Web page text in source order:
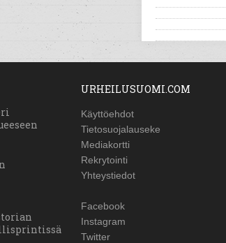
URHEILUSUOMI.COM
Käyttöehdot
Tietosuojalauseke
Mediakortti
Rekrytointi
Yhteystiedot
Facebook
Instagram
Twitter